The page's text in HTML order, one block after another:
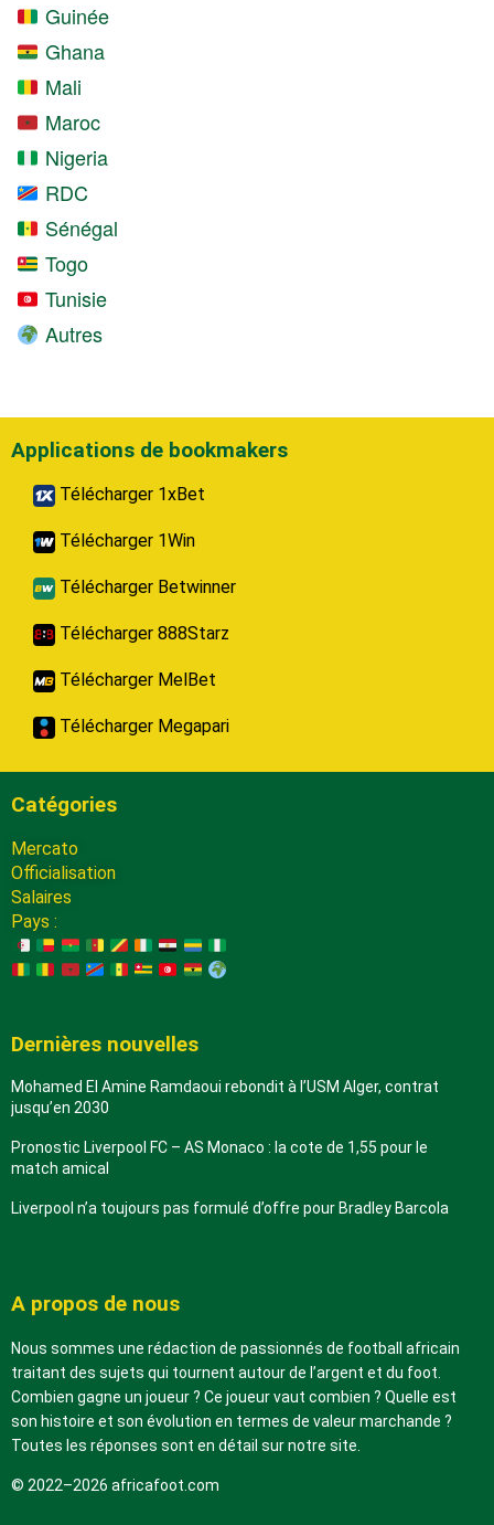
Guinée
Ghana
Mali
Maroc
Nigeria
RDC
Sénégal
Togo
Tunisie
Autres
Applications de bookmakers
Télécharger 1xBet
Télécharger 1Win
Télécharger Betwinner
Télécharger 888Starz
Télécharger MelBet
Télécharger Megapari
Catégories
Mercato
Officialisation
Salaires
Pays :
Dernières nouvelles
Mohamed El Amine Ramdaoui rebondit à l’USM Alger, contrat
jusqu’en 2030
Pronostic Liverpool FC – AS Monaco : la cote de 1,55 pour le
match amical
Liverpool n’a toujours pas formulé d’offre pour Bradley Barcola
A propos de nous
Nous sommes une rédaction de passionnés de football africain
traitant des sujets qui tournent autour de l’argent et du foot.
Combien gagne un joueur ? Ce joueur vaut combien ? Quelle est
son histoire et son évolution en termes de valeur marchande ?
Toutes les réponses sont en détail sur notre site.
© 2022–2026 africafoot.com